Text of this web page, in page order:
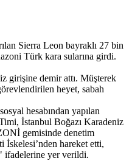
Sierra Leon bayraklı 27 bin
Türk kara sularına girdi.
girişine demir attı. Müşterek
heyet, sabah
hesabından yapılan
İstanbul Boğazı Karadeniz
gemisinde denetim
İskelesi’nden hareket etti,
ifadelerine yer verildi.